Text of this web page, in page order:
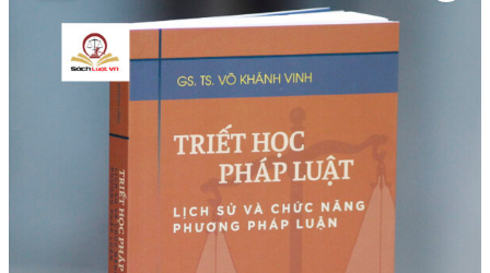
280,000 ₫.
tại
là:
250,000 ₫.
luật-
lịch
sử
chức
năng
phương
pháp
luận